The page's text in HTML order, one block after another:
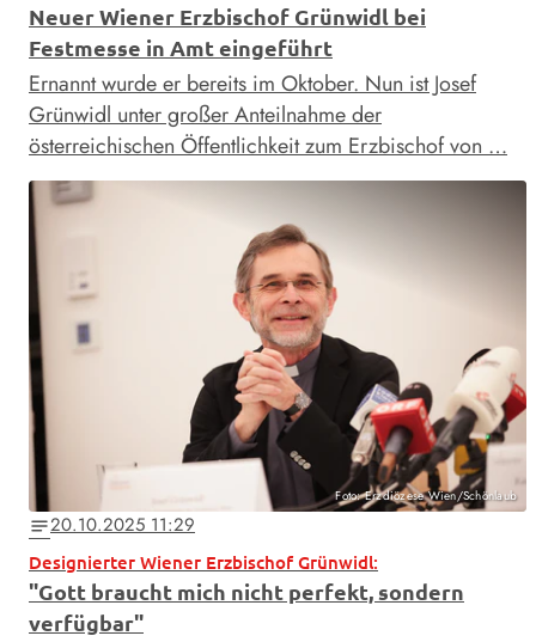
Neuer Wiener Erzbischof Grünwidl bei
Festmesse in Amt eingeführt
Ernannt wurde er bereits im Oktober. Nun ist Josef
Grünwidl unter großer Anteilnahme der
österreichischen Öffentlichkeit zum Erzbischof von …
Foto: Erzdiözese Wien/Schönlaub
notes20.10.2025 11:29
Designierter Wiener Erzbischof Grünwidl:
"Gott braucht mich nicht perfekt, sondern
verfügbar"